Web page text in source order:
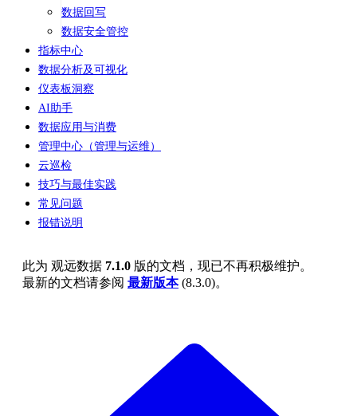
数据回写
数据安全管控
指标中心
数据分析及可视化
仪表板洞察
AI助手
数据应用与消费
管理中心（管理与运维）
云巡检
技巧与最佳实践
常见问题
报错说明
此为 观远数据 7.1.0 版的文档，现已不再积极维护。
最新的文档请参阅 最新版本(8.3.0)。